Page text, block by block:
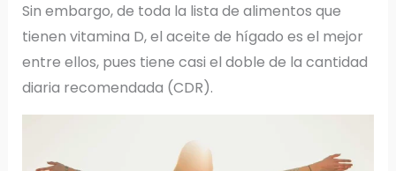
Sin embargo, de toda la lista de alimentos que
tienen vitamina D, el aceite de hígado es el mejor
entre ellos, pues tiene casi el doble de la cantidad
diaria recomendada (CDR).